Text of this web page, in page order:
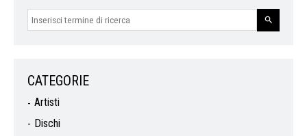
CATEGORIE
Artisti
Dischi